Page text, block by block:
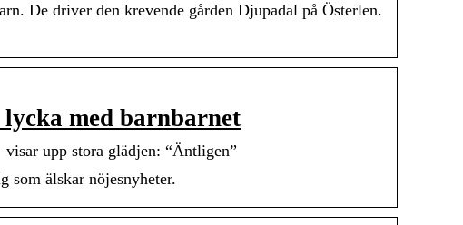
De driver den krevende gården Djupadal på Österlen.
med barnbarnet
upp stora glädjen: “Äntligen”
som älskar nöjesnyheter.